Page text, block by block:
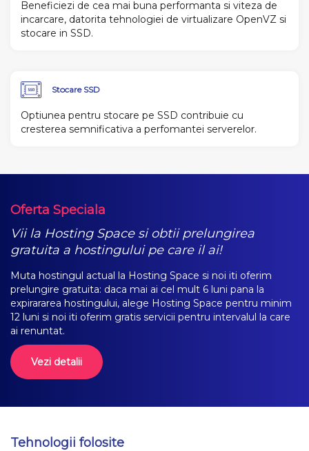
Beneficiezi de cea mai buna performanta si viteza de
incarcare, datorita tehnologiei de virtualizare OpenVZ si
stocare in SSD.
Stocare SSD
Optiunea pentru stocare pe SSD contribuie cu
cresterea semnificativa a perfomantei serverelor.
Oferta Speciala
Vii la Hosting Space si obtii prelungirea
gratuita a hostingului pe care il ai!
Muta hostingul actual la Hosting Space si noi iti oferim
prelungire gratuita: daca mai ai cel mult 6 luni pana la
expirararea hostingului, alege Hosting Space pentru minim
12 luni si noi iti oferim gratis servicii pentru intervalul la care
ai renuntat.
Vezi detalii
Tehnologii folosite